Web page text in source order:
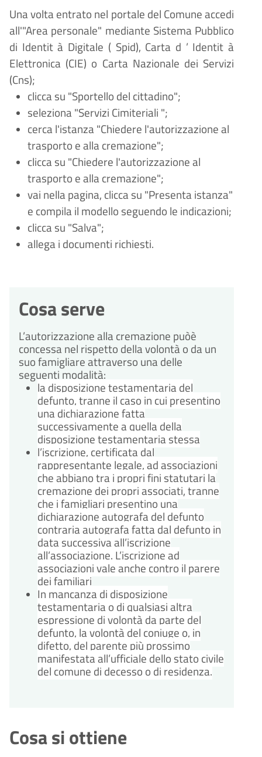
Una volta entrato nel portale del Comune accedi
all'"Area personale" mediante Sistema Pubblico
di Identit à Digitale ( Spid), Carta d ’ Identit à
Elettronica (CIE) o Carta Nazionale dei Servizi
(Cns);
clicca su "Sportello del cittadino";
seleziona "Servizi Cimiteriali ";
cerca l'istanza "Chiedere l'autorizzazione al
trasporto e alla cremazione";
clicca su "Chiedere l'autorizzazione al
trasporto e alla cremazione";
vai nella pagina, clicca su "Presenta istanza"
e compila il modello seguendo le indicazioni;
clicca su "Salva";
allega i documenti richiesti.
Cosa serve
L’autorizzazione alla cremazione puòè
concessa nel rispetto della volontà o da un
suo famigliare attraverso una delle
seguenti modalità:
la disposizione testamentaria del
defunto, tranne il caso in cui presentino
una dichiarazione fatta
successivamente a quella della
disposizione testamentaria stessa
l’iscrizione, certificata dal
rappresentante legale, ad associazioni
che abbiano tra i propri fini statutari la
cremazione dei propri associati, tranne
che i famigliari presentino una
dichiarazione autografa del defunto
contraria autografa fatta dal defunto in
data successiva all’iscrizione
all’associazione. L’iscrizione ad
associazioni vale anche contro il parere
dei familiari
In mancanza di disposizione
testamentaria o di qualsiasi altra
espressione di volontà da parte del
defunto, la volontà del coniuge o, in
difetto, del parente più prossimo
manifestata all’ufficiale dello stato civile
del comune di decesso o di residenza.
Cosa si ottiene